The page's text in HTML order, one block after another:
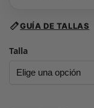
GUÍA DE TALLAS
Talla